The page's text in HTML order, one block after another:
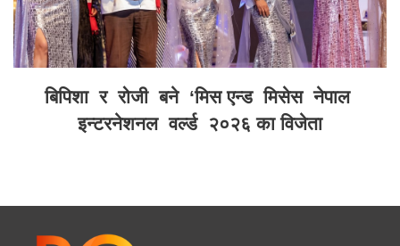
बिपिशा र रोजी बने ‘मिस एन्ड मिसेस नेपाल
इन्टरनेशनल वर्ल्ड २०२६ का विजेता